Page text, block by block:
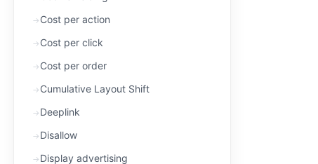
Cost per action
Cost per click
Cost per order
Cumulative Layout Shift
Deeplink
Disallow
Display advertising